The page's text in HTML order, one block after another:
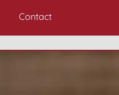
Contact